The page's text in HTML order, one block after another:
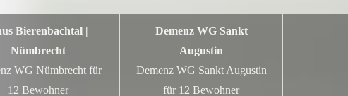
Bierenbachtal |
Nümbrecht
WG Nümbrecht für
12 Bewohner
Demenz WG Sankt
Augustin
Demenz WG Sankt Augustin
für 12 Bewohner